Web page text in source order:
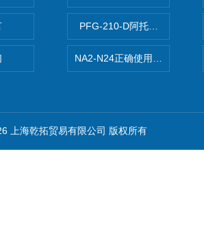
PFG-210-D阿托斯ATOS电
NA2-N24正确使用松下安全光
上海乾拓贸易有限公司 版权所有